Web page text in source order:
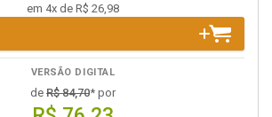
em 4x de R$ 26,98
VERSÃO DIGITAL
de R$ 84,70* por